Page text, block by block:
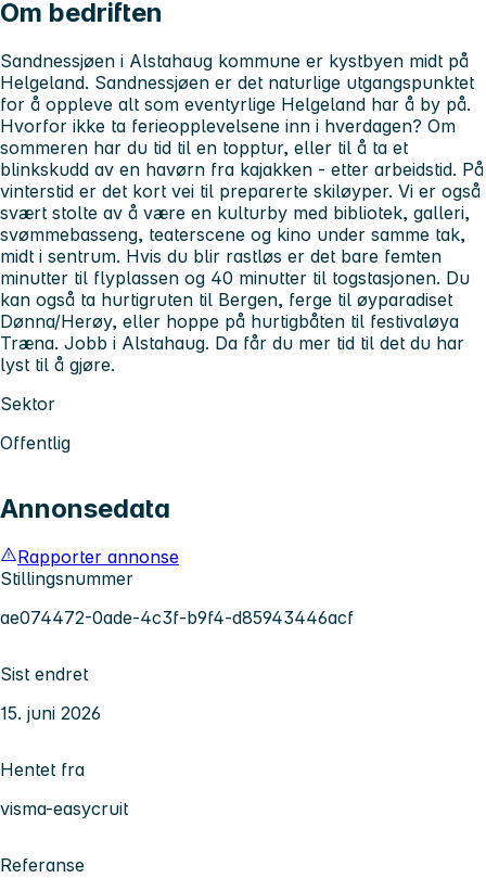
Om bedriften
Sandnessjøen i Alstahaug kommune er kystbyen midt på
Helgeland. Sandnessjøen er det naturlige utgangspunktet
for å oppleve alt som eventyrlige Helgeland har å by på.
Hvorfor ikke ta ferieopplevelsene inn i hverdagen? Om
sommeren har du tid til en topptur, eller til å ta et
blinkskudd av en havørn fra kajakken - etter arbeidstid. På
vinterstid er det kort vei til preparerte skiløyper. Vi er også
svært stolte av å være en kulturby med bibliotek, galleri,
svømmebasseng, teaterscene og kino under samme tak,
midt i sentrum. Hvis du blir rastløs er det bare femten
minutter til flyplassen og 40 minutter til togstasjonen. Du
kan også ta hurtigruten til Bergen, ferge til øyparadiset
Dønna/Herøy, eller hoppe på hurtigbåten til festivaløya
Træna. Jobb i Alstahaug. Da får du mer tid til det du har
lyst til å gjøre.
Sektor
Offentlig
Annonsedata
Rapporter annonse
Stillingsnummer
ae074472-0ade-4c3f-b9f4-d85943446acf
Sist endret
15. juni 2026
Hentet fra
visma-easycruit
Referanse